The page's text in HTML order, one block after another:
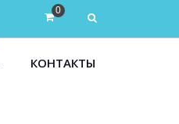
0
КОНТАКТЫ